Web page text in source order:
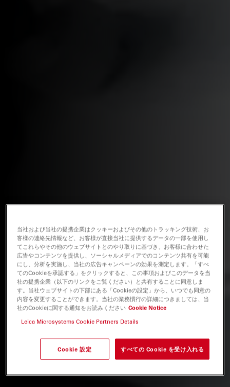
当社および当社の提携企業はクッキーおよびその他のトラッキング技術、お
客様の連絡先情報など、お客様が直接当社に提供するデータの一部を使用し
てこれらやその他のウェブサイトとのやり取りに基づき、お客様に合わせた
広告やコンテンツを提供し、ソーシャルメディアでのコンテンツ共有を可能
にし、分析を実施し、当社の広告キャンペーンの効果を測定します。「すべ
てのCookieを承認する」をクリックすると、この事項およびこのデータを当
社の提携企業（以下のリンクをご覧ください）と共有することに同意しま
す。当社ウェブサイトの下部にある「Cookieの設定」から、いつでも同意の
内容を変更することができます。当社の業務慣行の詳細につきましては、当
社のCookieに関する通知をお読みください Cookie Notice
Leica Microsystems Cookie Partners Details
Cookie 設定 すべての Cookie を受け入れる